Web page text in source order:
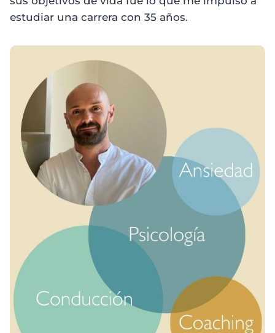
estudiar una carrera con 35 años.